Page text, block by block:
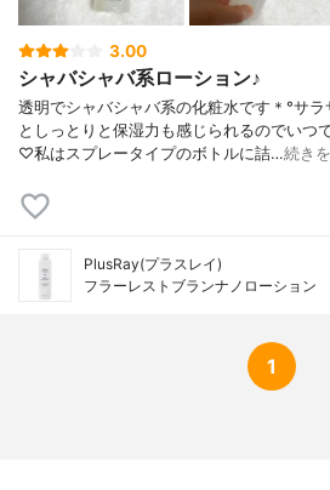
3.00
シャバシャバ系ローション♪
透明でシャバシャバ系の化粧水です＊°サ
としっとりと保湿力も感じられるのでいつ
♡私はスプレータイプのボトルに詰…続き
PlusRay(プラスレイ)
フラーレストブランナノローション
1